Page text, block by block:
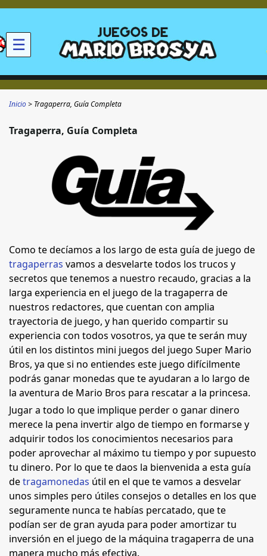
☰
Inicio Tragaperra, Guía Completa
Tragaperra, Guía Completa
Como te decíamos a los largo de esta guía de juego de
tragaperras vamos a desvelarte todos los trucos y
secretos que tenemos a nuestro recaudo, gracias a la
larga experiencia en el juego de la tragaperra de
nuestros redactores, que cuentan con amplia
trayectoria de juego, y han querido compartir su
experiencia con todos vosotros, ya que te serán muy
útil en los distintos mini juegos del juego Super Mario
Bros, ya que si no entiendes este juego difícilmente
podrás ganar monedas que te ayudaran a lo largo de
la aventura de Mario Bros para rescatar a la princesa.
Jugar a todo lo que implique perder o ganar dinero
merece la pena invertir algo de tiempo en formarse y
adquirir todos los conocimientos necesarios para
poder aprovechar al máximo tu tiempo y por supuesto
tu dinero. Por lo que te daos la bienvenida a esta guía
detragamonedas útil en el que te vamos a desvelar
unos simples pero útiles consejos o detalles en los que
seguramente nunca te habías percatado, que te
podían ser de gran ayuda para poder amortizar tu
inversión en el juego de la máquina tragaperra de una
manera mucho más efectiva.